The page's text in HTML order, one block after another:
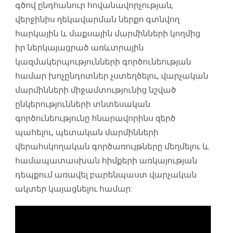
գծով ընդհանուր հովանավորչության,
վերջինիս ղեկավարման ներքո գտնվող
հարկային և մաքսային մարմինների կողմից
իր ներկայացրած առևտրային
կազմակերպությունների գործունեության
համար խոչընդոտներ չստեղծելու, վարչական
մարմինների միջամտությունից նշված
ընկերությունների տնտեսական
գործունեությունը հնարավորինս զերծ
պահելու, պետական մարմինների
վերահսկողական գործառույթները մեղմելու և
համապատասխան հիմքերի առկայության
դեպքում առավել բարենպաստ վարչական
ակտեր կայացնելու համար: